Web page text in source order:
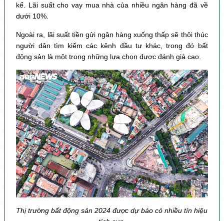
kể. Lãi suất cho vay mua nhà của nhiều ngân hàng đã về
dưới 10%.
Ngoài ra, lãi suất tiền gửi ngân hàng xuống thấp sẽ thôi thúc
người dân tìm kiếm các kênh đầu tư khác, trong đó bất
động sản là một trong những lựa chọn được đánh giá cao.
Thị trường bất động sản 2024 được dự báo có nhiều tín hiệu